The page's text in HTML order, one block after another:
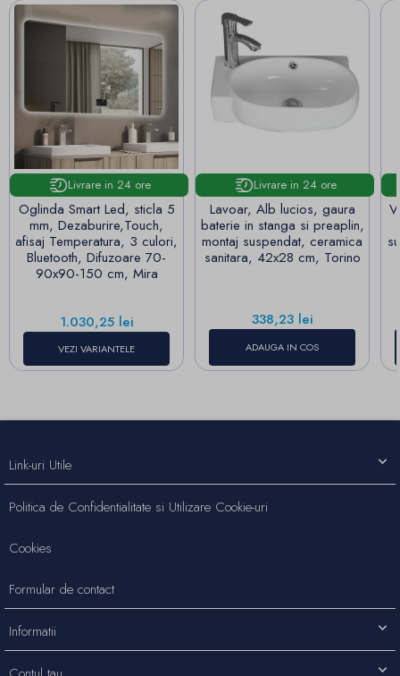
Livrare in 24 ore
Oglinda Smart Led, sticla 5
mm, Dezaburire,Touch,
afisaj Temperatura, 3 culori,
Bluetooth, Difuzoare 70-
90x90-150 cm, Mira
Pret
1.030,25 lei
VEZI VARIANTELE
Livrare in 24 ore
Lavoar, Alb lucios, gaura
baterie in stanga si preaplin,
montaj suspendat, ceramica
sanitara, 42x28 cm, Torino
Pret
338,23 lei
ADAUGA IN COS
Link-uri Utile
Politica de Confidentialitate si Utilizare Cookie-uri
Cookies
Formular de contact
Informatii